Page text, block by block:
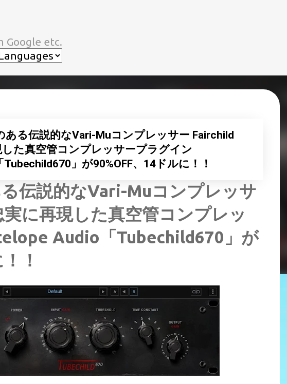
Google etc.
ある伝説的なVari-Muコンプレッサー Fairchild
た真空管コンプレッサープラグイン
」が90%OFF、14ドルに！！
伝説的なVari-Muコンプレッサ
に再現した真空管コンプレッ
Audio「Tubechild670」が
！